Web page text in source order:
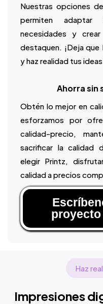
Nuestras opciones
permiten
necesidades y
destaquen. ¡Deja que
y haz realidad tus
Ahorra sin
Obtén lo mejor en
esforzamos por
calidad-precio,
sacrificar la calidad
elegir Printz,
calidad a precios
Haz
Impresiones